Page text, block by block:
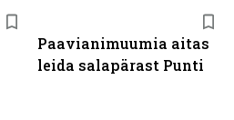
Paavianimuumia aitas
leida salapärast Punti